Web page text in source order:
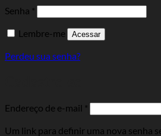
Senha * Obrigatório
Lembre-me Acessar
Perdeu sua senha?
Endereço de e-mail *
Um link para definir uma nova senha